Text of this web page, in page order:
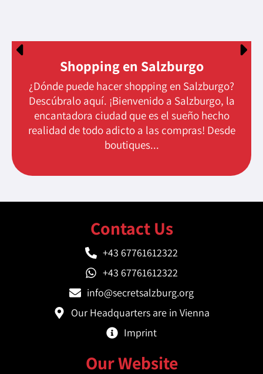
Shopping en Salzburgo
¿Dónde puede hacer shopping en Salzburgo?
Descúbralo aquí. ¡Bienvenido a Salzburgo, la
encantadora ciudad que es el sueño hecho
realidad de todo adicto a las compras! Desde
boutiques...
Contact Us
+43 67761612322
+43 67761612322
info@secretsalzburg.org
Our Headquarters are in Vienna
Imprint
Our Website